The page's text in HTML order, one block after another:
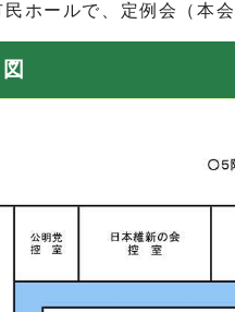
ホールで、定例会（本